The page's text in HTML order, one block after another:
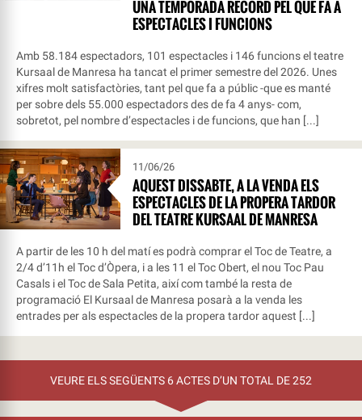
UNA TEMPORADA RÈCORD PEL QUE FA A
ESPECTACLES I FUNCIONS
Amb 58.184 espectadors, 101 espectacles i 146 funcions el teatre
Kursaal de Manresa ha tancat el primer semestre del 2026. Unes
xifres molt satisfactòries, tant pel que fa a públic -que es manté
per sobre dels 55.000 espectadors des de fa 4 anys- com,
sobretot, pel nombre d’espectacles i de funcions, que han [...]
11/06/26
AQUEST DISSABTE, A LA VENDA ELS
ESPECTACLES DE LA PROPERA TARDOR
DEL TEATRE KURSAAL DE MANRESA
A partir de les 10 h del matí es podrà comprar el Toc de Teatre, a
2/4 d’11h el Toc d’Òpera, i a les 11 el Toc Obert, el nou Toc Pau
Casals i el Toc de Sala Petita, així com també la resta de
programació El Kursaal de Manresa posarà a la venda les
entrades per als espectacles de la propera tardor aquest [...]
VEURE ELS SEGÜENTS 6 ACTES D’UN TOTAL DE 252